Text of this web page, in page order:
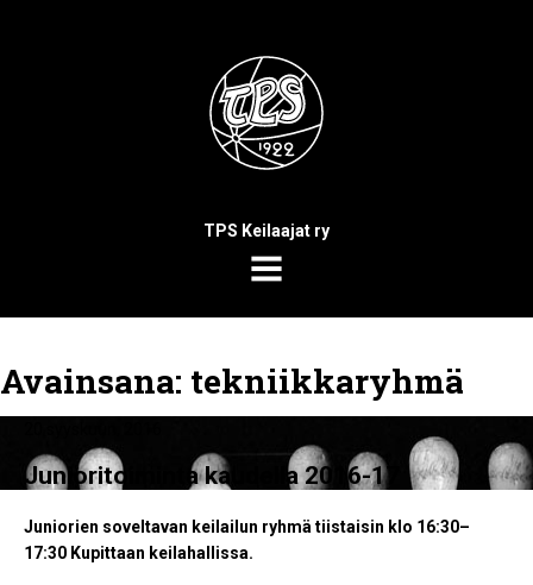
TPS Keilaajat ry
MENU
Avainsana: tekniikkaryhmä
Junioritoiminta kaudella 2016-17
Juniorien soveltavan keilailun ryhmä tiistaisin klo 16:30–
17:30 Kupittaan keilahallissa.